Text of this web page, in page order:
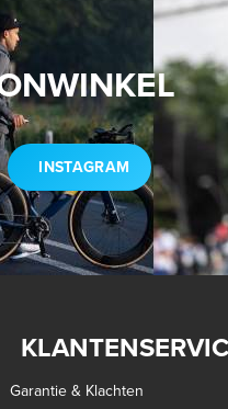
INSTAGRAM
Garantie & Klachten